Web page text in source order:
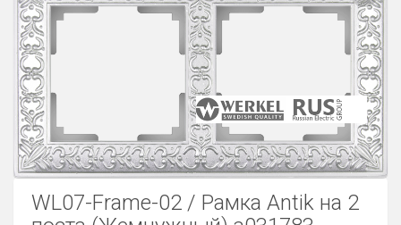
Светорегуляторы
Розетки Интернет
WL07-Frame-02 / Рамка Antik на 2